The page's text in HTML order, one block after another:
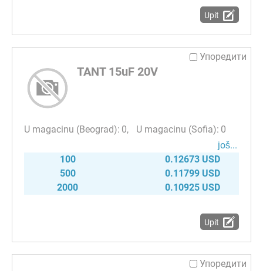
Upit
Упоредити
TANT 15uF 20V
0
0
јоš...
100
0.12673 USD
500
0.11799 USD
2000
0.10925 USD
Upit
Упоредити